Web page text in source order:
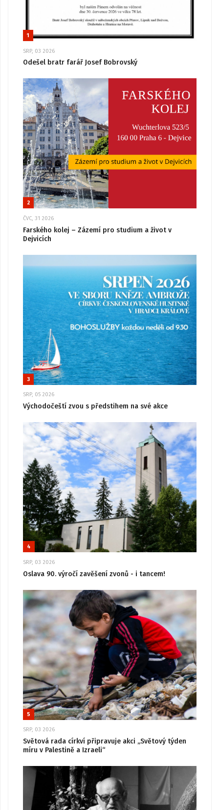
1
SRP, 03 2026
Odešel bratr farář Josef Bobrovský
2
ČVC, 31 2026
Farského kolej – Zázemí pro studium a život v
Dejvicích
3
SRP, 05 2026
Východočeští zvou s předstihem na své akce
4
SRP, 03 2026
Oslava 90. výročí zavěšení zvonů - i tancem!
5
SRP, 03 2026
Světová rada církví připravuje akci „Světový týden
míru v Palestině a Izraeli“